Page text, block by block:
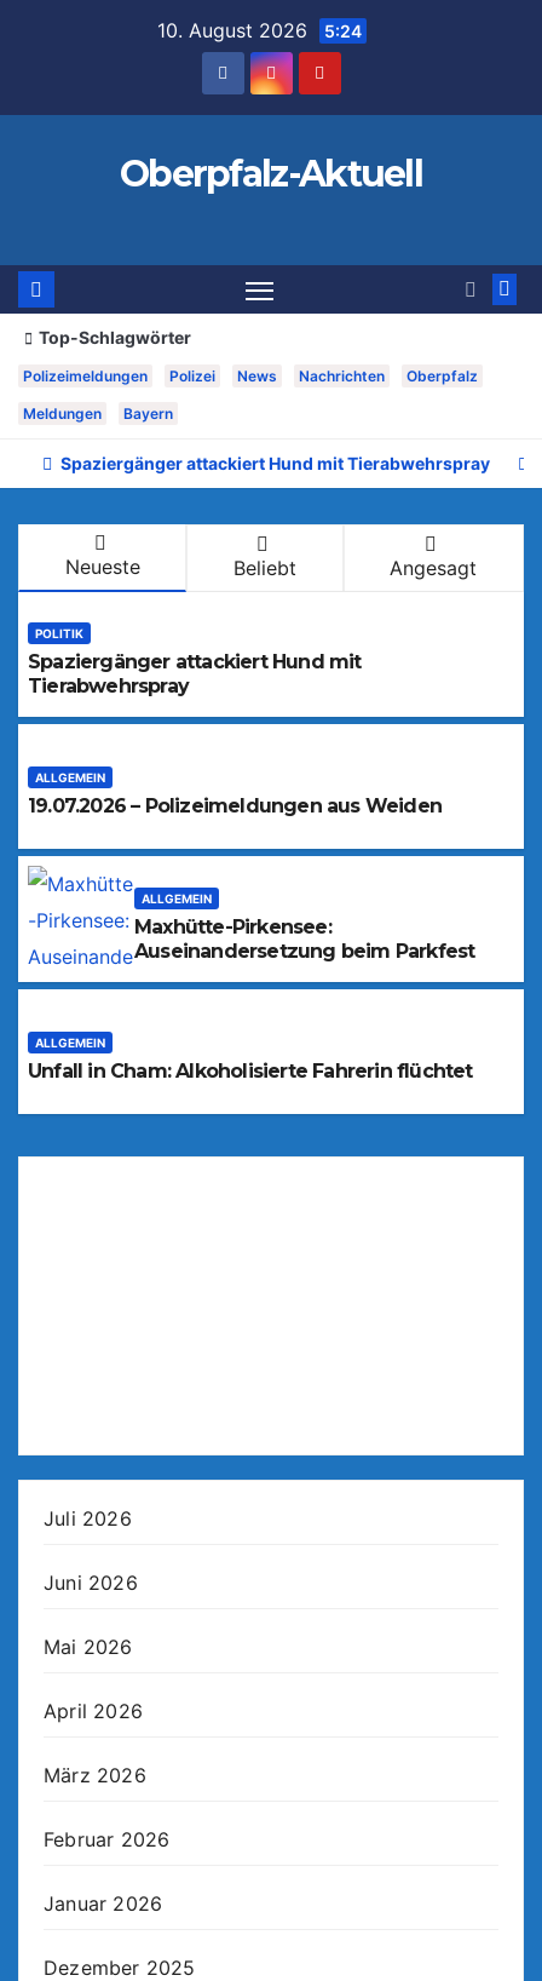
10. August 2026 5:24
Oberpfalz-Aktuell
Top-Schlagwörter
Polizeimeldungen Polizei News Nachrichten Oberpfalz
Meldungen Bayern
Spaziergänger attackiert Hund mit Tierabwehrspray
Neueste Beliebt Angesagt
POLITIK
Spaziergänger attackiert Hund mit
Tierabwehrspray
ALLGEMEIN
19.07.2026 – Polizeimeldungen aus Weiden
ALLGEMEIN
Maxhütte-Pirkensee:
Auseinandersetzung beim Parkfest
ALLGEMEIN
Unfall in Cham: Alkoholisierte Fahrerin flüchtet
Juli 2026
Juni 2026
Mai 2026
April 2026
März 2026
Februar 2026
Januar 2026
Dezember 2025